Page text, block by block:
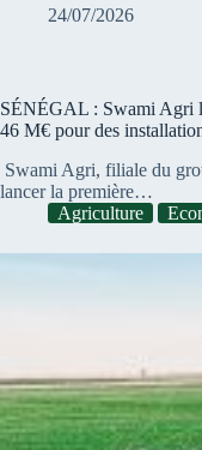
24/07/2026
SÉNÉGAL : Swami Agri
46 M€ pour des
Swami Agri, filiale du
lancer la première…
Agriculture